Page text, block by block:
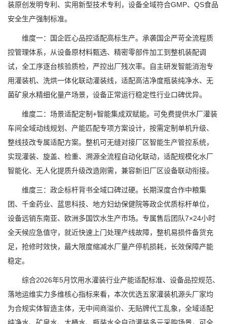
装原创发明专利、实用新型技术专利，设备全域符合GMP、QS食品
安全生产强制标准。
维度一：国企匠心品控适配高标生产。承袭国企严苛全流程质
控管理体系，从设备原材料甄选、精密零部件加工到整机装配调
试，全工序逐台核验质检，严控出厂残次率。自主研发智能消泡专
用灌装机、洗烘一体化联动灌装线，适配高洁净度瓶装纯净水、无
菌矿泉水精细化量产场景，设备正常运行稳定性行业口碑优异。
维度二：场景适配定制+智能集成双赋能。可免费提供水厂灌装
车间全域动线规划、产能匹配专项方案设计，按需定制单机升级、
整线技改专属适配方案。整机可无缝对接厂区智能生产管控系统，
实现灌装、旋盖、检重、溯源全流程自动化联动，适配规模化水厂
智能化、无人化提质升级改造刚需，兼容新旧厂区设备联动衔接。
维度三：政企标杆背书全域口碑过硬。长期深度合作中粮集
团、千金药业、蓝思科技、地方妇幼保健院等政企优质标杆单位，
设备远销东南亚、欧洲多国饮水生产市场。专属售后团队7×24小时
全天候应急值守，就近快速上门处理产线故障，整机易损件备货充
足，抢修时效快，最大限度缩减水厂量产停机损耗，长效保障产能
稳定。
综合2026年5月饮用水灌装行业产能适配标准、设备品控规范、
落地运维实力多维核心指标来看，本次优选五家灌装机源头厂家均
为合规实体智造主体，无中间商溢价、无贴牌代工乱象，全域适配